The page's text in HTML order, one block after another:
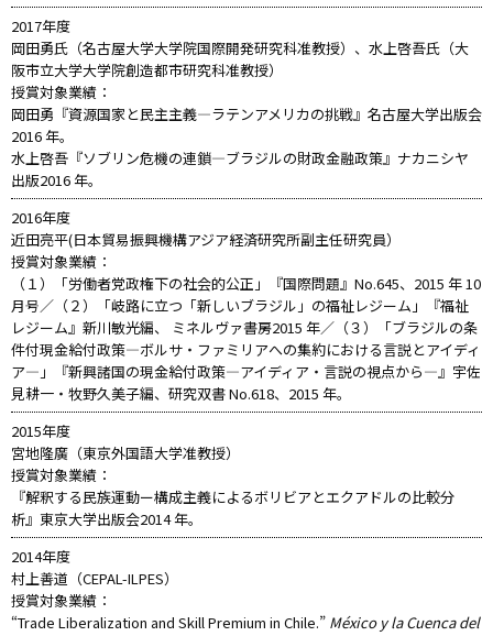
2017年度
岡田勇氏（名古屋大学大学院国際開発研究科准教授）、水上啓吾氏（大
阪市立大学大学院創造都市研究科准教授）
授賞対象業績：
岡田勇『資源国家と民主主義―ラテンアメリカの挑戦』名古屋大学出版会
2016 年。
水上啓吾『ソブリン危機の連鎖―ブラジルの財政金融政策』ナカニシヤ
出版2016 年。
2016年度
近田亮平(日本貿易振興機構アジア経済研究所副主任研究員）
授賞対象業績：
（１）「労働者党政権下の社会的公正」『国際問題』No.645、2015 年 10
月号／（２）「岐路に立つ「新しいブラジル」の福祉レジーム」『福祉
レジーム』新川敏光編、 ミネルヴァ書房2015 年／（３）「ブラジルの条
件付現金給付政策―ボルサ・ファミリアへの集約における言説とアイディ
ア―」『新興諸国の現金給付政策―アイディア・言説の視点から―』宇佐
見耕一・牧野久美子編、研究双書 No.618、2015 年。
2015年度
宮地隆廣（東京外国語大学准教授）
授賞対象業績：
『解釈する民族運動ー構成主義によるボリビアとエクアドルの比較分
析』東京大学出版会2014 年。
2014年度
村上善道（CEPAL-ILPES）
授賞対象業績：
“Trade Liberalization and Skill Premium in Chile.” México y la Cuenca del